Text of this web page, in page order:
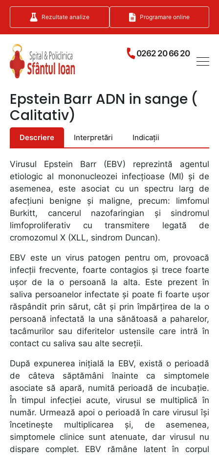
0262 20 66 20
Rezultate analize Programare online
Epstein Barr ADN in sange (
Calitativ)
Descriere Interpretări Indicații
Virusul Epstein Barr (EBV) reprezintă agentul
etiologic al mononucleozei infecțioase (MI) și de
asemenea, este asociat cu un spectru larg de
afecțiuni benigne și maligne, precum: limfomul
Burkitt, cancerul nazofaringian și sindromul
limfoproliferativ cu transmitere legată de
cromozomul X (XLL, sindrom Duncan).
EBV este un virus patogen pentru om, provoacă
infecții frecvente, foarte contagios și trece foarte
ușor de la o persoană la alta. Este prezent în
saliva persoanelor infectate și poate fi foarte ușor
răspândit prin sărut, cât și prin împărțirea de la o
persoană infectată la una sănătoasă a paharelor,
tacâmurilor sau diferitelor ustensile care intră în
contact cu saliva sau alte secreții.
După expunerea inițială la EBV, există o perioadă
de câteva săptămâni înainte ca simptomele
asociate să apară, numită perioadă de incubație.
În timpul infecției acute, virusul se multiplică în
număr. Urmează apoi o perioadă în care virusul își
încetinește multiplicarea și, de asemenea,
simptomele clinice sunt atenuate, dar virusul nu
dispare complet. EBV rămâne latent în corpul